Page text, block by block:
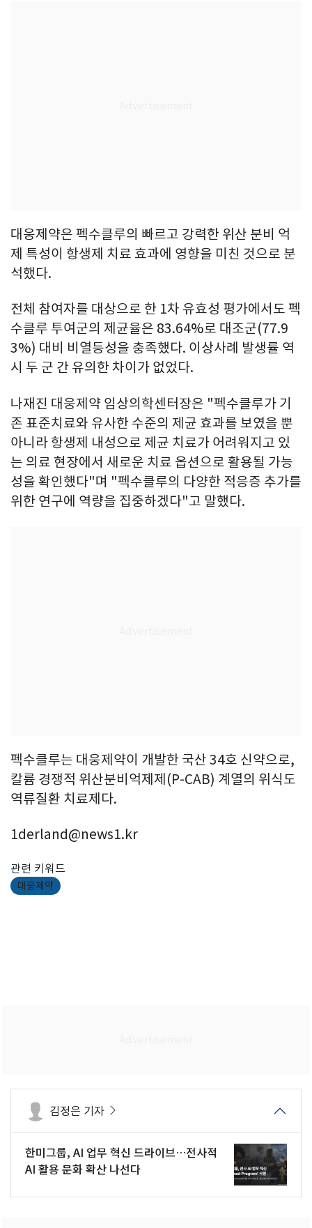
대웅제약은 펙수클루의 빠르고 강력한 위산 분비 억
제 특성이 항생제 치료 효과에 영향을 미친 것으로 분
석했다.
전체 참여자를 대상으로 한 1차 유효성 평가에서도 펙
수클루 투여군의 제균율은 83.64%로 대조군(77.9
3%) 대비 비열등성을 충족했다. 이상사례 발생률 역
시 두 군 간 유의한 차이가 없었다.
나재진 대웅제약 임상의학센터장은 "펙수클루가 기
존 표준치료와 유사한 수준의 제균 효과를 보였을 뿐
아니라 항생제 내성으로 제균 치료가 어려워지고 있
는 의료 현장에서 새로운 치료 옵션으로 활용될 가능
성을 확인했다"며 "펙수클루의 다양한 적응증 추가를
위한 연구에 역량을 집중하겠다"고 말했다.
펙수클루는 대웅제약이 개발한 국산 34호 신약으로,
칼륨 경쟁적 위산분비억제제(P-CAB) 계열의 위식도
역류질환 치료제다.
1derland@news1.kr
관련 키워드
대웅제약
김정은 기자
한미그룹, AI 업무 혁신 드라이브…전사적
AI 활용 문화 확산 나선다